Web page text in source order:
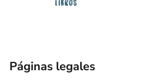
Páginas legales